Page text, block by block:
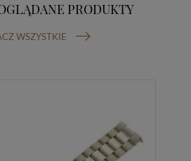
PRODUKTY
WSZYSTKIE